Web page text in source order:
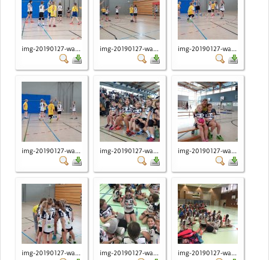
img-20190127-wa... img-20190127-wa... img-20190127-wa...
img-20190127-wa... img-20190127-wa... img-20190127-wa...
img-20190127-wa... img-20190127-wa... img-20190127-wa...